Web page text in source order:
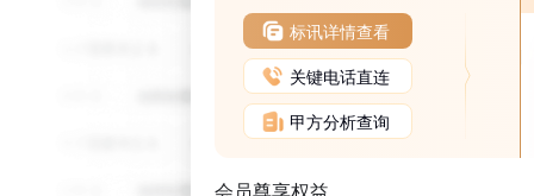
标讯详情查看
关键电话直连
甲方分析查询